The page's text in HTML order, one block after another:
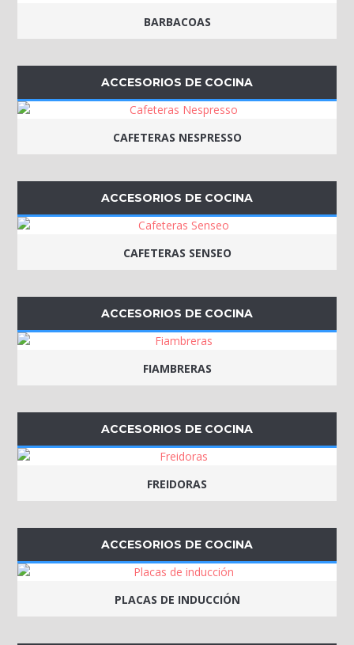
BARBACOAS
ACCESORIOS DE COCINA
CAFETERAS NESPRESSO
ACCESORIOS DE COCINA
CAFETERAS SENSEO
ACCESORIOS DE COCINA
FIAMBRERAS
ACCESORIOS DE COCINA
FREIDORAS
ACCESORIOS DE COCINA
PLACAS DE INDUCCIÓN